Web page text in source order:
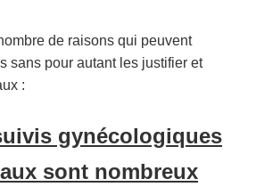
de raisons qui peuvent
sans pour autant les justifier et
:
gynécologiques
sont nombreux